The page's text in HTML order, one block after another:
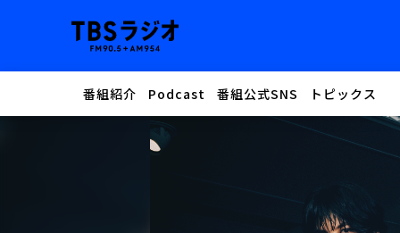
番組紹介 Podcast 番組公式SNS トピックス